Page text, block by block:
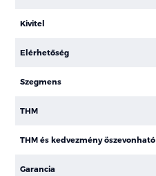
Kivitel
Elérhetőség
Szegmens
THM
THM és kedvezmény öszevonható
Garancia